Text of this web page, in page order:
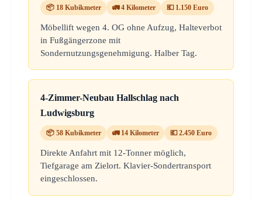
📦 18 Kubikmeter 🚛 4 Kilometer 💶 1.150 Euro
Möbellift wegen 4. OG ohne Aufzug, Halteverbot
in Fußgängerzone mit
Sondernutzungsgenehmigung. Halber Tag.
4-Zimmer-Neubau Hallschlag nach
Ludwigsburg
📦 58 Kubikmeter 🚛 14 Kilometer 💶 2.450 Euro
Direkte Anfahrt mit 12-Tonner möglich,
Tiefgarage am Zielort. Klavier-Sondertransport
eingeschlossen.